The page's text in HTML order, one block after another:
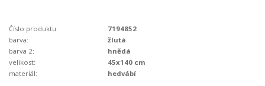
Číslo produktu:
7194852
barva:
žlutá
barva 2:
hnědá
velikost:
45x140 cm
materiál:
hedvábí